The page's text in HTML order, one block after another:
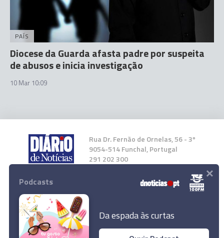
PAÍS
Diocese da Guarda afasta padre por suspeita
de abusos e inicia investigação
10 Mar 10:09
Rua Dr. Fernão de Ornelas, 56 - 3º
9054-514 Funchal, Portugal
291 202 300
Instale a nossa App
Podcasts
Da espada às curtas
×